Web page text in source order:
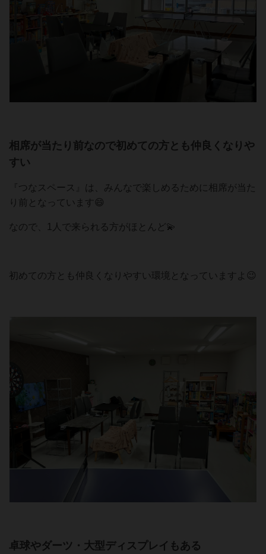
相席が当たり前なので初めての方とも仲良くなりや
すい
『つなスペース』は、みんなで楽しめるために相席が当た
り前となっています😄
なので、1人で来られる方がほとんど💫
初めての方とも仲良くなりやすい環境となっていますよ😉
卓球やダーツ・大型ディスプレイもある